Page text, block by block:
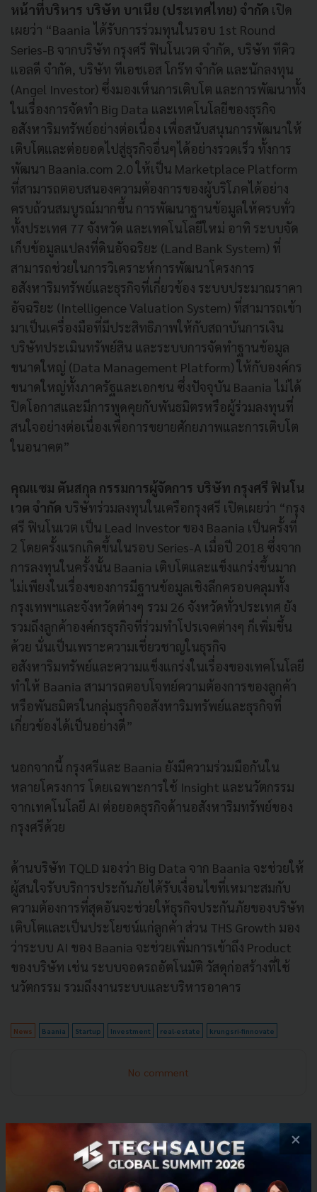
หน้าที่บริหาร บริษัท บาเนีย (ประเทศไทย) จำกัด เปิด
เผยว่า “Baania ได้รับการร่วมทุนในรอบ 1st Round
Series-B จากบริษัท กรุงศรี ฟินโนเวต จำกัด, บริษัท ทีคิว
แอลดี จำกัด, บริษัท ทีเอชเอส โกร๊ท จำกัด และนักลงทุน
(Angel Investor) ซึ่งมองเห็นการเติบโต และการพัฒนาทั้ง
ในเรื่องการจัดทำ Big Data และเทคโนโลยีของธุรกิจ
อสังหาริมทรัพย์อย่างต่อเนื่อง เพื่อสนับสนุนการพัฒนาให้
เติบโตและต่อยอดไปสู่ธุรกิจอื่นๆได้อย่างรวดเร็ว ทั้งการ
พัฒนา Baania.com 2.0 ให้เป็น Marketplace Platform
ที่สามารถตอบสนองความต้องการของผู้บริโภคได้อย่าง
ครบถ้วนสมบูรณ์มากขึ้น การพัฒนาฐานข้อมูลให้ครบทั่ว
ทั้งประเทศ 77 จังหวัด และเทคโนโลยีใหม่ อาทิ ระบบจัด
เก็บข้อมูลแปลงที่ดินอัจฉริยะ (Land Bank System) ที่
สามารถช่วยในการวิเคราะห์การพัฒนาโครงการ
อสังหาริมทรัพย์และธุรกิจที่เกี่ยวข้อง ระบบประมาณราคา
อัจฉริยะ (Intelligence Valuation System) ที่สามารถเข้า
มาเป็นเครื่องมือที่มีประสิทธิภาพให้กับสถาบันการเงิน
บริษัทประเมินทรัพย์สิน และระบบการจัดทำฐานข้อมูล
ขนาดใหญ่ (Data Management Platform) ให้กับองค์กร
ขนาดใหญ่ทั้งภาครัฐและเอกชน ซึ่งปัจจุบัน Baania ไม่ได้
ปิดโอกาสและมีการพูดคุยกับพันธมิตรหรือผู้ร่วมลงทุนที่
สนใจอย่างต่อเนื่องเพื่อการขยายศักยภาพและการเติบโต
ในอนาคต”
คุณแซม ตันสกุล กรรมการผู้จัดการ บริษัท กรุงศรี ฟินโน
เวต จำกัด บริษัทร่วมลงทุนในเครือกรุงศรี เปิดเผยว่า “กรุง
ศรี ฟินโนเวต เป็น Lead Investor ของ Baania เป็นครั้งที่
2 โดยครั้งแรกเกิดขึ้นในรอบ Series-A เมื่อปี 2018 ซึ่งจาก
การลงทุนในครั้งนั้น Baania เติบโตและแข็งแกร่งขึ้นมาก
ไม่เพียงในเรื่องของการมีฐานข้อมูลเชิงลึกครอบคลุมทั้ง
กรุงเทพฯและจังหวัดต่างๆ รวม 26 จังหวัดทั่วประเทศ ยัง
รวมถึงลูกค้าองค์กรธุรกิจที่ร่วมทำโปรเจคต่างๆ ก็เพิ่มขึ้น
ด้วย นั่นเป็นเพราะความเชี่ยวชาญในธุรกิจ
อสังหาริมทรัพย์และความแข็งแกร่งในเรื่องของเทคโนโลยี
ทำให้ Baania สามารถตอบโจทย์ความต้องการของลูกค้า
หรือพันธมิตรในกลุ่มธุรกิจอสังหาริมทรัพย์และธุรกิจที่
เกี่ยวข้องได้เป็นอย่างดี”
นอกจากนี้ กรุงศรีและ Baania ยังมีความร่วมมือกันใน
หลายโครงการ โดยเฉพาะการใช้ Insight และนวัตกรรม
จากเทคโนโลยี AI ต่อยอดธุรกิจด้านอสังหาริมทรัพย์ของ
กรุงศรีด้วย
ด้านบริษัท TQLD มองว่า Big Data จาก Baania จะช่วยให้
ผู้สนใจรับบริการประกันภัยได้รับเงื่อนไขที่เหมาะสมกับ
ความต้องการที่สุดอันจะช่วยให้ธุรกิจประกันภัยของบริษัท
เติบโตและเป็นประโยชน์แก่ลูกค้า ส่วน THS Growth มอง
ว่าระบบ AI ของ Baania จะช่วยเพิ่มการเข้าถึง Product
ของบริษัท เช่น ระบบจอดรถอัตโนมัติ วัสดุก่อสร้างที่ใช้
นวัตกรรม รวมถึงงานระบบและบริหารอาคาร
News Baania Startup Investment real-estate krungsri-finnovate
No comment
×